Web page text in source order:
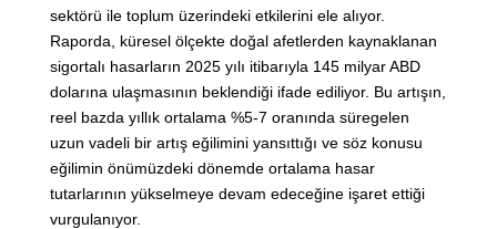
sektörü ile toplum üzerindeki etkilerini ele alıyor.
Raporda, küresel ölçekte doğal afetlerden kaynaklanan
sigortalı hasarların 2025 yılı itibarıyla 145 milyar ABD
dolarına ulaşmasının beklendiği ifade ediliyor. Bu artışın,
reel bazda yıllık ortalama %5-7 oranında süregelen
uzun vadeli bir artış eğilimini yansıttığı ve söz konusu
eğilimin önümüzdeki dönemde ortalama hasar
tutarlarının yükselmeye devam edeceğine işaret ettiği
vurgulanıyor.